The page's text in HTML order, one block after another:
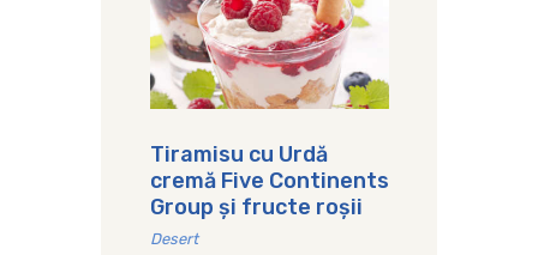
Tiramisu cu Urdă
cremă Five Continents
Group și fructe roșii
Desert